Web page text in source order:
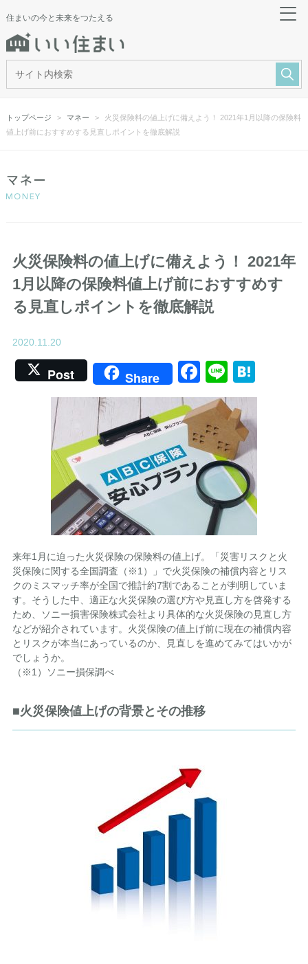
住まいの今と未来をつたえる
トップページ マネー
火災保険料の値上げに備えよう！ 2021年1月以降の保険料
値上げ前におすすめする見直しポイントを徹底解説
火災保険料の値上げに備えよう！ 2021年
1月以降の保険料値上げ前におすすめす
る見直しポイントを徹底解説
2020.11.20
Post Share Facebook
Line
来年1月に迫った火災保険の保険料の値上げ。「災害リスクと火
災保険に関する全国調査（※1）」で火災保険の補償内容とリス
クのミスマッチ率が全国で推計約7割であることが判明していま
す。そうした中、適正な火災保険の選び方や見直し方を啓発する
ため、ソニー損害保険株式会社より具体的な火災保険の見直し方
などが紹介されています。火災保険の値上げ前に現在の補償内容
とリスクが本当にあっているのか、見直しを進めてみてはいかが
でしょうか。
（※1）ソニー損保調べ
■火災保険値上げの背景とその推移